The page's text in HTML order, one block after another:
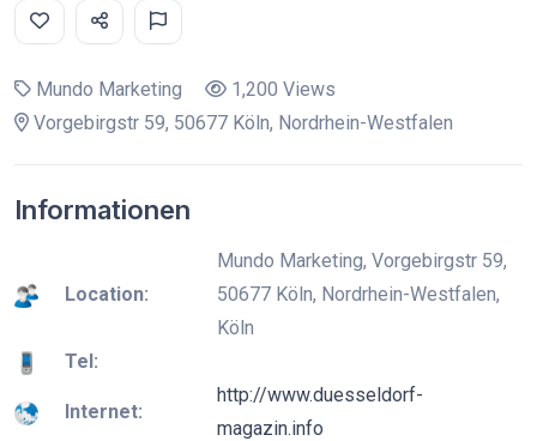
Mundo Marketing
1,200 Views
Vorgebirgstr 59, 50677 Köln, Nordrhein-Westfalen
Informationen
Location:
Mundo Marketing, Vorgebirgstr 59,
50677 Köln, Nordrhein-Westfalen,
Köln
Tel:
Internet:
http://www.duesseldorf-
magazin.info